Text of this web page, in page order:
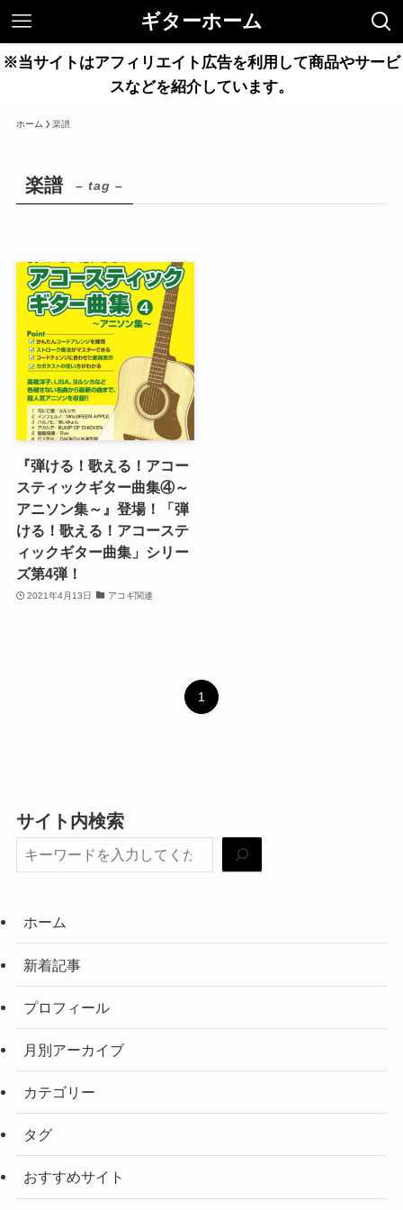
ギターホーム
※当サイトはアフィリエイト広告を利用して商品やサービ
スなどを紹介しています。
ホーム 楽譜
楽譜 – tag –
『弾ける！歌える！アコー
スティックギター曲集④～
アニソン集～』登場！「弾
ける！歌える！アコーステ
ィックギター曲集」シリー
ズ第4弾！
2021年4月13日 アコギ関連
1
サイト内検索
ホーム
新着記事
プロフィール
月別アーカイブ
カテゴリー
タグ
おすすめサイト